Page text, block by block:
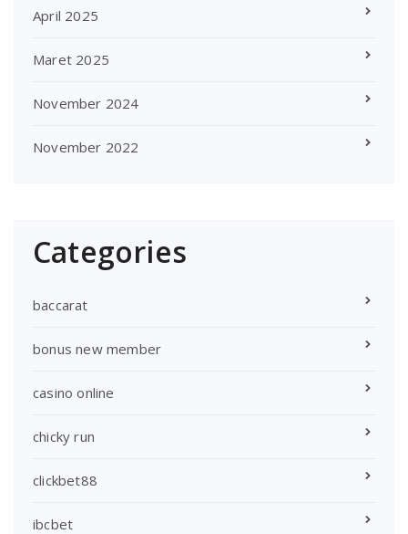
April 2025
Maret 2025
November 2024
November 2022
Categories
baccarat
bonus new member
casino online
chicky run
clickbet88
ibcbet